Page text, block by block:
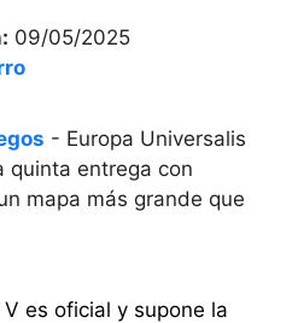
09/05/2025
- Europa Universalis
quinta entrega con
mapa más grande que
es oficial y supone la